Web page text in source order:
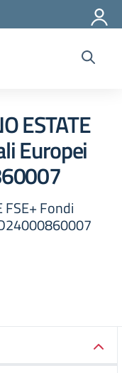
ESTATE
Europei
FSE+ Fondi